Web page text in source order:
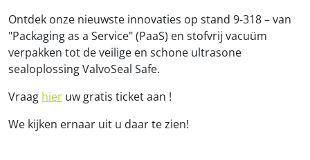
Ontdek onze nieuwste innovaties op stand 9-318 – van
"Packaging as a Service" (PaaS) en stofvrij vacuüm
verpakken tot de veilige en schone ultrasone
sealoplossing ValvoSeal Safe.
Vraag hier uw gratis ticket aan !
We kijken ernaar uit u daar te zien!